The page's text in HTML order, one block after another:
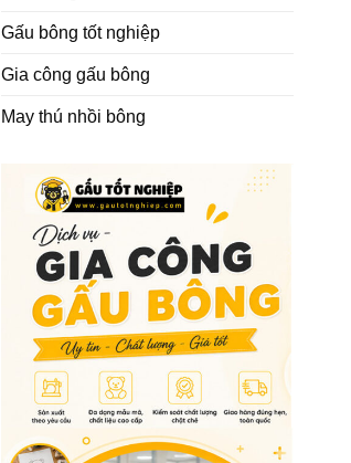
Gấu bông tốt nghiệp
Gia công gấu bông
May thú nhồi bông